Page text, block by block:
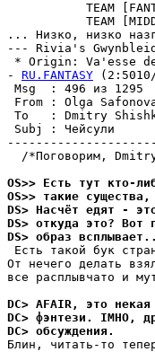
TEAM
TEAM
... Низко, низко
--- Rivia's
* Origin: Va'esse
- RU.FANTASY
Msg  :
From : Olga
To   : Dmitry
/*Поговорим,
OS>> Есть тут кто-
OS>> такие
DS> Насчёт едят -
DS> откуда это? Вот
DS> образ
Есть такой бук
От нечего делать
все расплывчато и
DC> AFAIR, это
DC> фэнтези. IMHO,
DC> обсуждения.
Блин, читать-то